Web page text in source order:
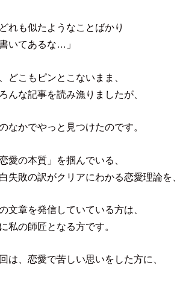
どれも似たようなことばかり
いてあるな…」
どこもピンとこないまま、
んな記事を読み漁りましたが、
なかでやっと見つけたのです。
恋愛の本質」を掴んでいる、
失敗の訳がクリアにわかる恋愛理論を、
文章を発信していている方は、
私の師匠となる方です。
は、恋愛で苦しい思いをした方に、